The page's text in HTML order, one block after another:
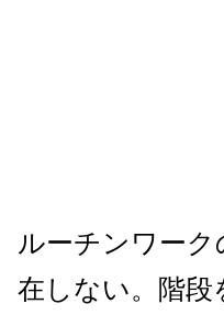
ルーチンワー
在しない。階段